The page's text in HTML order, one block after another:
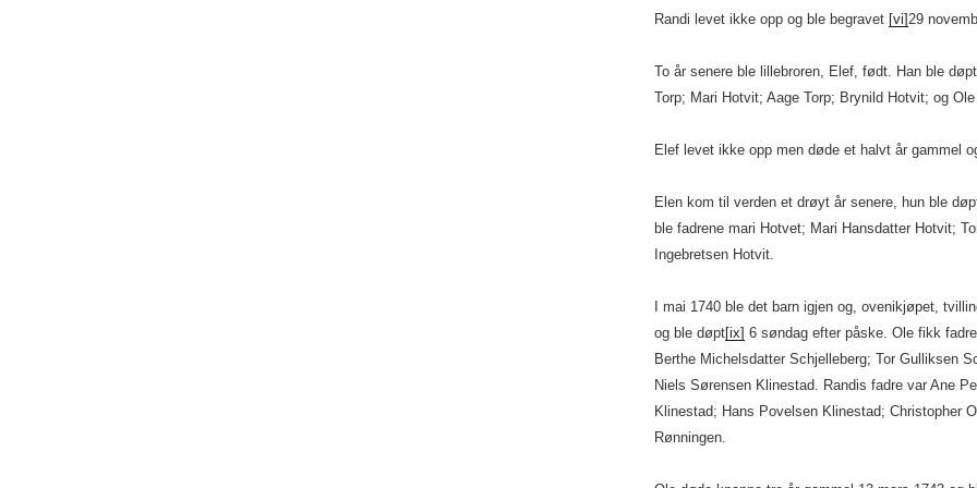
Randi levet ikke opp og ble begravet [vi]29
To år senere ble lillebroren, Elef, født. Han ble
Torp; Mari Hotvit; Aage Torp; Brynild Hotvit; og
Elef levet ikke opp men døde et halvt år gammel
Elen kom til verden et drøyt år senere, hun ble
ble fadrene mari Hotvet; Mari Hansdatter Hotvit;
Ingebretsen Hotvit.
I mai 1740 ble det barn igjen og, ovenikjøpet,
og ble døpt[ix] 6 søndag efter påske. Ole fikk
Berthe Michelsdatter Schjelleberg; Tor Gulliksen
Niels Sørensen Klinestad. Randis fadre var Ane
Klinestad; Hans Povelsen Klinestad; Christopher
Rønningen.